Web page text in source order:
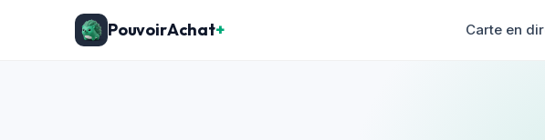
PouvoirAchat+ Carte en